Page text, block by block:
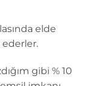
elde
gibi % 10